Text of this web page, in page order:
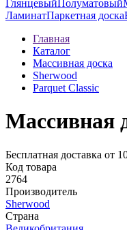
ГлянцевыйПолуматовый
ЛаминатПаркетная доска
Главная
Каталог
Массивная доска
Sherwood
Parquet Сlassic
Массивная
Бесплатная доставка от
Код товара
2764
Производитель
Sherwood
Страна